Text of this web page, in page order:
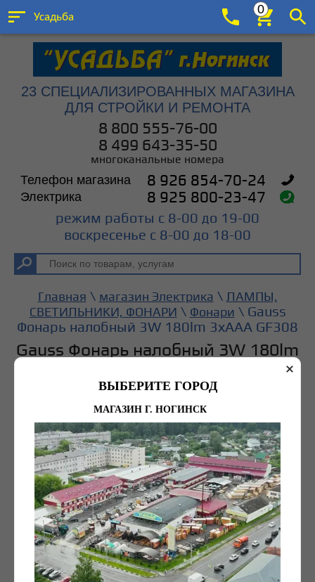
Усадьба
0
23 СПЕЦИАЛИЗИРОВАННЫХ МАГАЗИНА
ДЛЯ СТРОЙКИ И РЕМОНТА
8 800 555-76-00
8 499 643-35-50
многоканальные номера
Телефон магазина 8 926 854-70-24
Электрика 8 925 800-23-47
режим работы с 8-00 до 19-00
воскресенье с 8-00 до 18-00
Главная \ магазин Электрика \ ЛАМПЫ,
СВЕТИЛЬНИКИ, ФОНАРИ \ Фонари \ Gauss
Фонарь налобный 3W 180lm 3хААА GF308
Gauss Фонарь налобный 3W 180lm
337руб. (шт)
ВЫБЕРИТЕ ГОРОД
МАГАЗИН Г. НОГИНСК